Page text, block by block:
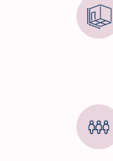
allgemeinen